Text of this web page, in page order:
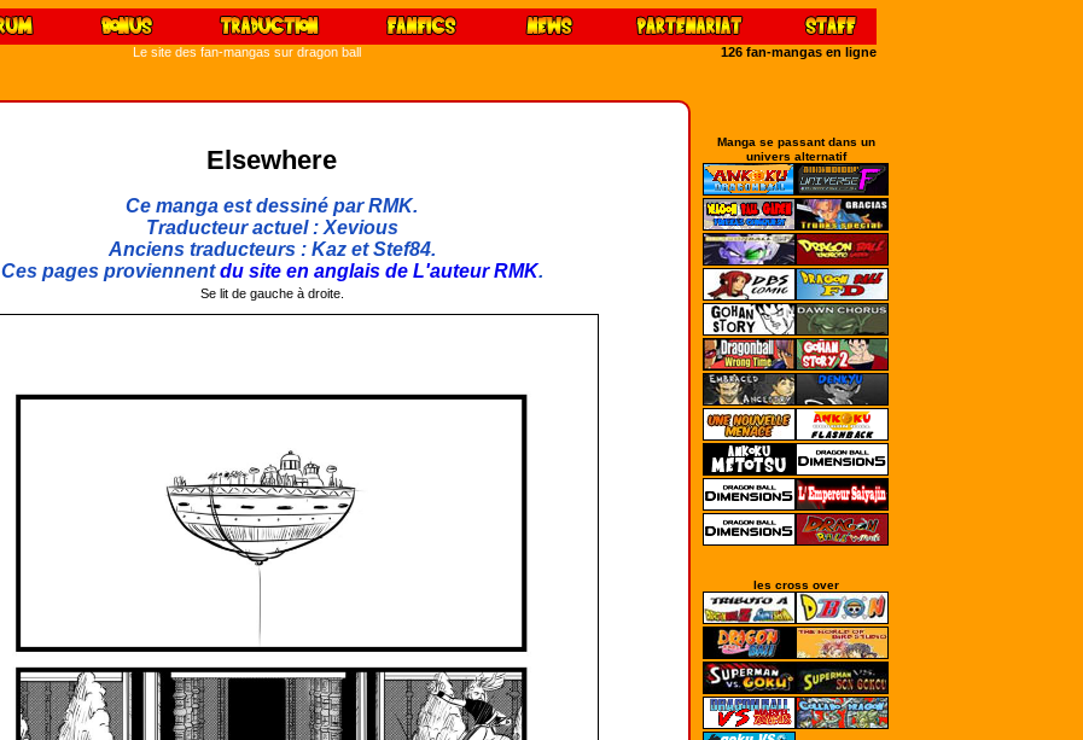
Le site des fan-mangas sur dragon ball 126 fan-mangas en ligne
Manga se passant dans un
univers alternatif
les cross over
Elsewhere
Ce manga est dessiné par RMK.
Traducteur actuel : Xevious
Anciens traducteurs : Kaz et Stef84.
Ces pages proviennentdu site en anglais de L'auteur RMK.
Se lit de gauche à droite.